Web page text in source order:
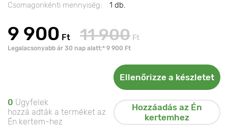
Csomagonkénti mennyiség:
1 db.
9 900 Ft 11 900 Ft
Legalacsonyabb ár 30 nap alatt:* 9 900 Ft
Ellenőrizze a készletet
0 Ügyfelek
hozzá adták a terméket az
Én kertem-hez
Hozzáadás az Én
kertemhez